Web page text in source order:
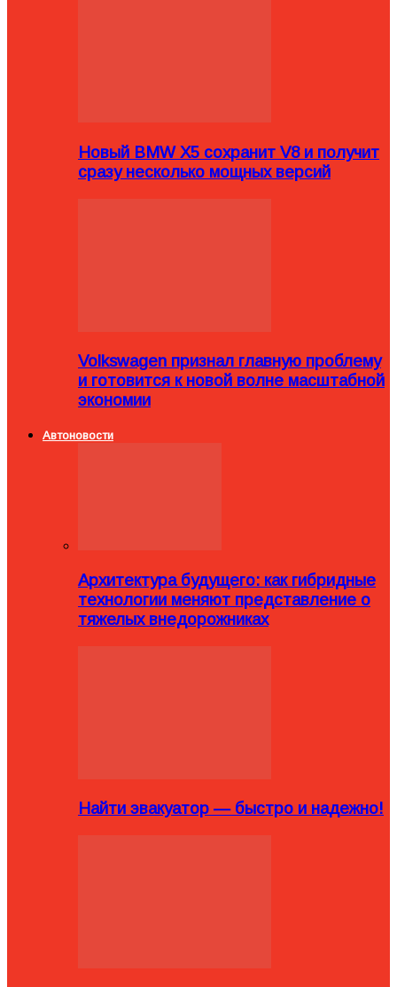
Новый BMW X5 сохранит V8 и получит
сразу несколько мощных версий
Volkswagen признал главную проблему
и готовится к новой волне масштабной
экономии
Автоновости
Архитектура будущего: как гибридные
технологии меняют представление о
тяжелых внедорожниках
Найти эвакуатор — быстро и надежно!